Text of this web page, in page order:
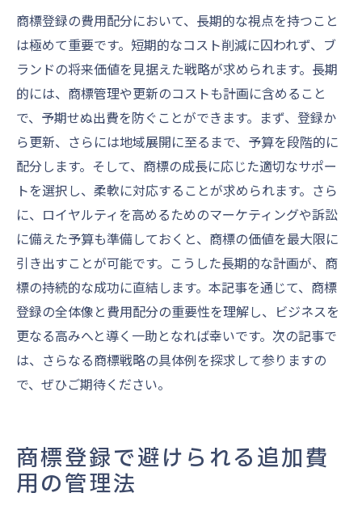
商標登録の費用配分において、長期的な視点を持つこと
は極めて重要です。短期的なコスト削減に囚われず、ブ
ランドの将来価値を見据えた戦略が求められます。長期
的には、商標管理や更新のコストも計画に含めること
で、予期せぬ出費を防ぐことができます。まず、登録か
ら更新、さらには地域展開に至るまで、予算を段階的に
配分します。そして、商標の成長に応じた適切なサポー
トを選択し、柔軟に対応することが求められます。さら
に、ロイヤルティを高めるためのマーケティングや訴訟
に備えた予算も準備しておくと、商標の価値を最大限に
引き出すことが可能です。こうした長期的な計画が、商
標の持続的な成功に直結します。本記事を通じて、商標
登録の全体像と費用配分の重要性を理解し、ビジネスを
更なる高みへと導く一助となれば幸いです。次の記事で
は、さらなる商標戦略の具体例を探求して参りますの
で、ぜひご期待ください。
商標登録で避けられる追加費
用の管理法